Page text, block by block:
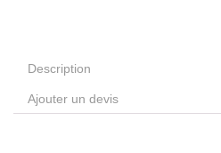
Description
Ajouter un devis